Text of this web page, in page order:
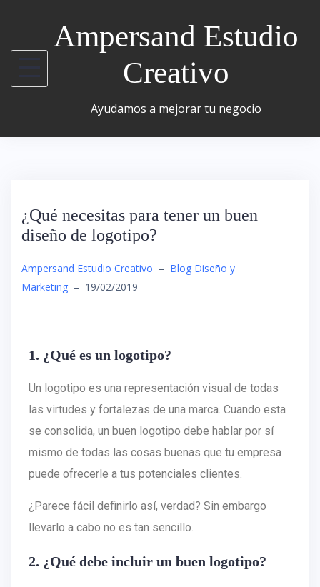
Ampersand Estudio
Creativo
Ayudamos a mejorar tu negocio
¿Qué necesitas para tener un buen
diseño de logotipo?
Ampersand Estudio Creativo – Blog Diseño y
Marketing – 19/02/2019
1. ¿Qué es un logotipo?
Un logotipo es una representación visual de todas
las virtudes y fortalezas de una marca. Cuando esta
se consolida, un buen logotipo debe hablar por sí
mismo de todas las cosas buenas que tu empresa
puede ofrecerle a tus potenciales clientes.
¿Parece fácil definirlo así, verdad? Sin embargo
llevarlo a cabo no es tan sencillo.
2. ¿Qué debe incluir un buen logotipo?